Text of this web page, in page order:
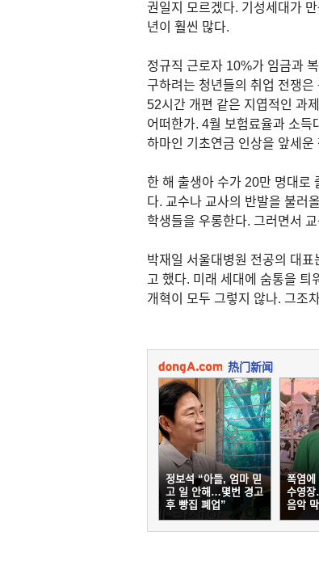
권일지 모르겠다. 기성세대가
년이 훨씬 많다.
정규직 근로자 10%가 임금과
구하려는 청년들의 취업 전쟁
52시간 개편 같은 지엽적인 과
어떠한가. 4월 보험료율과 소득
하마인 기초연금 인상을 앞세운
한 해 출생아 수가 20만 명대로
다. 교수나 교사의 반발을 불러
학생들을 우롱한다. 그러면서
박재일 서울대병원 전공의 대표
고 했다. 미래 세대에 숨통을 틔
개혁이 모두 그렇지 않나. 그조
热门新闻
정보석 “아들, 엄마 믿
고 일 안해…몇번 경고
후 빵집 폐업”
폭염에
수영
음악